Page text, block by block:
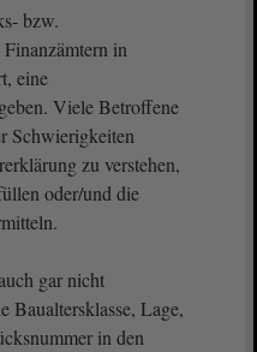
bzw.
in
eine
Viele Betroffene
Schwierigkeiten
zu verstehen,
oder/und die
gar nicht
Baualtersklasse, Lage,
in den